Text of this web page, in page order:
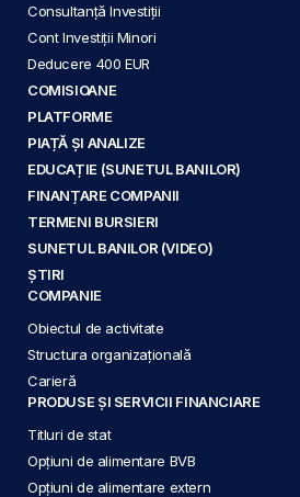
Consultanță Investiții
Cont Investiții Minori
Deducere 400 EUR
COMISIOANE
PLATFORME
PIAȚĂ ȘI ANALIZE
EDUCAȚIE (SUNETUL BANILOR)
FINANȚARE COMPANII
TERMENI BURSIERI
SUNETUL BANILOR (VIDEO)
ȘTIRI
COMPANIE
Obiectul de activitate
Structura organizațională
Carieră
PRODUSE ȘI SERVICII FINANCIARE
Titluri de stat
Opțiuni de alimentare BVB
Opțiuni de alimentare extern